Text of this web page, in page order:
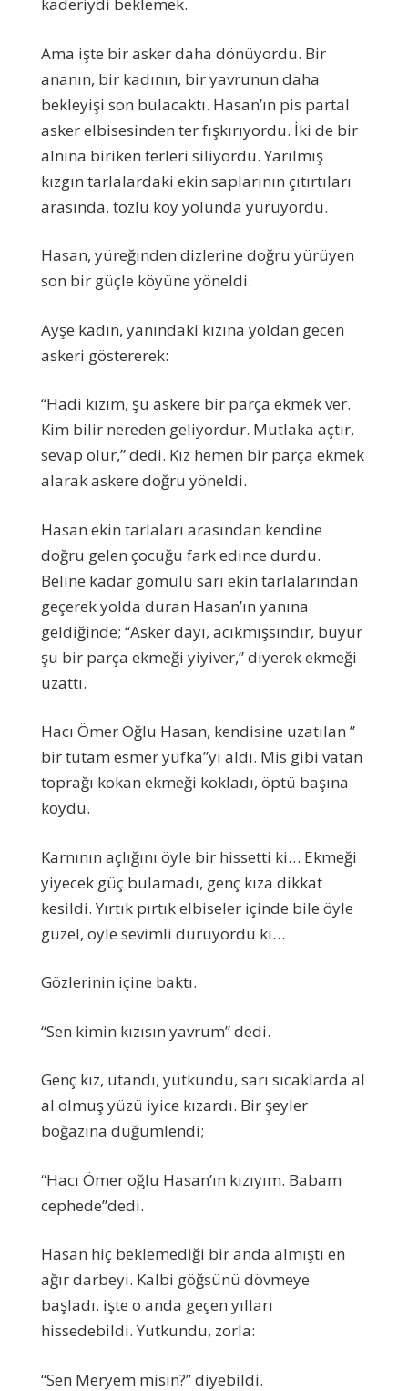
Ama işte bir asker daha dönüyordu. Bir
ananın, bir kadının, bir yavrunun daha
bekleyişi son bulacaktı. Hasan’ın pis partal
asker elbisesinden ter fışkırıyordu. İki de bir
alnına biriken terleri siliyordu. Yarılmış
kızgın tarlalardaki ekin saplarının çıtırtıları
arasında, tozlu köy yolunda yürüyordu.
Hasan, yüreğinden dizlerine doğru yürüyen
son bir güçle köyüne yöneldi.
Ayşe kadın, yanındaki kızına yoldan gecen
askeri göstererek:
“Hadi kızım, şu askere bir parça ekmek ver.
Kim bilir nereden geliyordur. Mutlaka açtır,
sevap olur,” dedi. Kız hemen bir parça ekmek
alarak askere doğru yöneldi.
Hasan ekin tarlaları arasından kendine
doğru gelen çocuğu fark edince durdu.
Beline kadar gömülü sarı ekin tarlalarından
geçerek yolda duran Hasan’ın yanına
geldiğinde; “Asker dayı, acıkmışsındır, buyur
şu bir parça ekmeği yiyiver,” diyerek ekmeği
uzattı.
Hacı Ömer Oğlu Hasan, kendisine uzatılan ”
bir tutam esmer yufka”yı aldı. Mis gibi vatan
toprağı kokan ekmeği kokladı, öptü başına
koydu.
Karnının açlığını öyle bir hissetti ki… Ekmeği
yiyecek güç bulamadı, genç kıza dikkat
kesildi. Yırtık pırtık elbiseler içinde bile öyle
güzel, öyle sevimli duruyordu ki…
Gözlerinin içine baktı.
“Sen kimin kızısın yavrum” dedi.
Genç kız, utandı, yutkundu, sarı sıcaklarda al
al olmuş yüzü iyice kızardı. Bir şeyler
boğazına düğümlendi;
“Hacı Ömer oğlu Hasan’ın kızıyım. Babam
cephede”dedi.
Hasan hiç beklemediği bir anda almıştı en
ağır darbeyi. Kalbi göğsünü dövmeye
başladı. işte o anda geçen yılları
hissedebildi. Yutkundu, zorla:
“Sen Meryem misin?” diyebildi.